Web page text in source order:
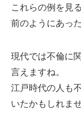
これらの例を見
前のようにあっ
現代では不倫に
言えますね。
江戸時代の人も
いたかもしれま